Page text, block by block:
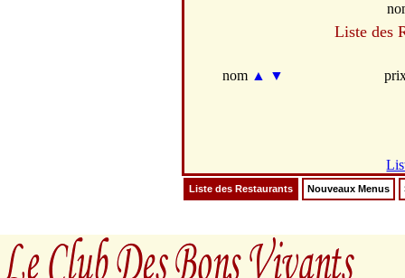
Liste des
nom ▲ ▼
Liste des Restaurants Nouveaux Menus